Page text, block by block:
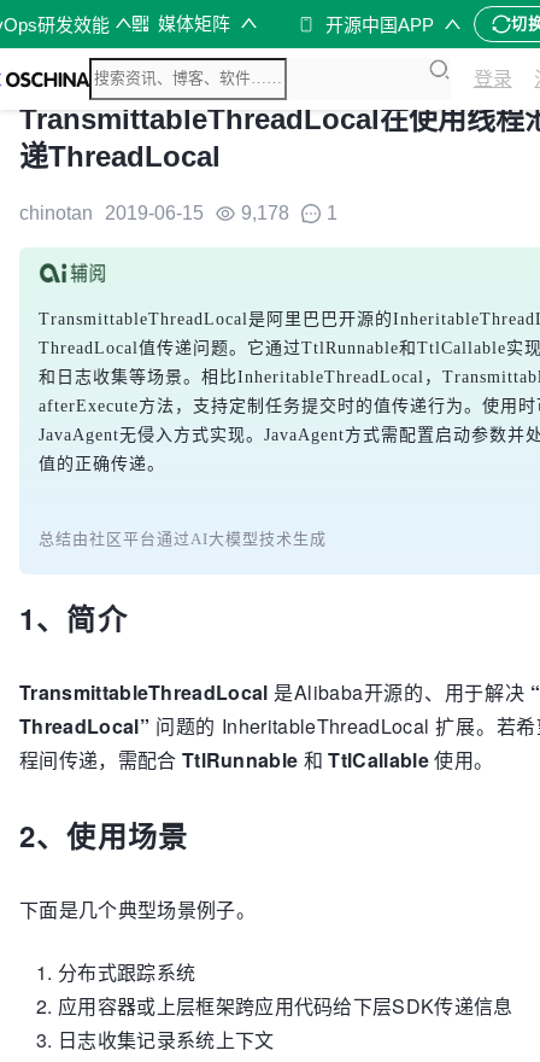
研发效能 媒体矩阵 开源中国APP 切
登录
TransmittableThreadLocal在使用线程
递ThreadLocal
chinotan 2019-06-15 9,178 1
TransmittableThreadLocal是阿里巴巴开源的
ThreadLocal值传递问题。它通过TtlRunnable和TtlCallable实
和日志收集等场景。相比InheritableThreadLocal，
afterExecute方法，支持定制任务提交时的值传递行为。使用
JavaAgent无侵入方式实现。JavaAgent方式需配置启动参数
值的正确传递。
总结由社区平台通过AI大模型技术生成
1、简介
TransmittableThreadLocal 是Alibaba开源的、用于解决
ThreadLocal” 问题的 InheritableThreadLocal 扩展。若
程间传递，需配合 TtlRunnable 和TtlCallable使用。
2、使用场景
下面是几个典型场景例子。
分布式跟踪系统
应用容器或上层框架跨应用代码给下层SDK传递信息
日志收集记录系统上下文